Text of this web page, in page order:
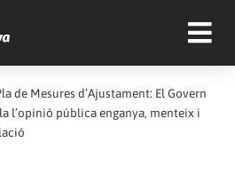
de Mesures d’Ajustament: El Govern
l’opinió pública enganya, menteix i